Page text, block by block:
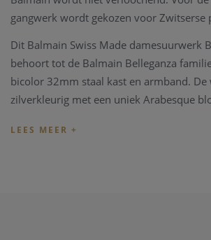
gangwerk wordt gekozen voor Zwitserse
Dit Balmain Swiss Made damesuurwerk
behoort tot de Balmain Belleganza
bicolor 32mm staal kast en armband. De
zilverkleurig met een uniek Arabesque
afgewerkt met een krasvrij saffierglas, Dit